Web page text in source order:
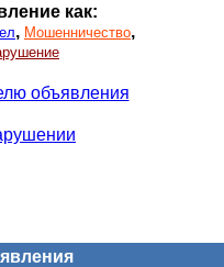
как:
, Мошенничество,
объявления